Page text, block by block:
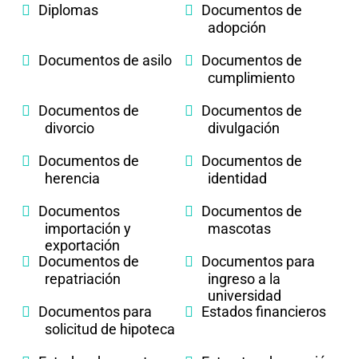
Diplomas
Documentos de
adopción
Documentos de asilo
Documentos de
cumplimiento
Documentos de
divorcio
Documentos de
divulgación
Documentos de
herencia
Documentos de
identidad
Documentos
importación y
exportación
Documentos de
mascotas
Documentos de
repatriación
Documentos para
ingreso a la
universidad
Documentos para
solicitud de hipoteca
Estados financieros